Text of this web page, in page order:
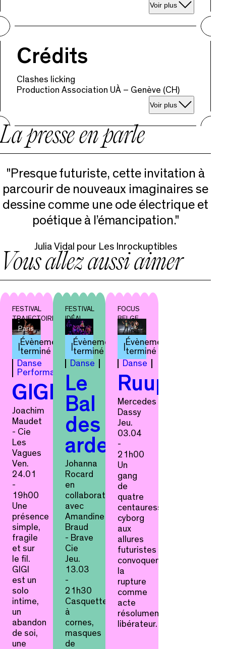
Voir plus
Crédits
Clashes licking
Production Association UÀ – Genève (CH)
Voir plus
La presse en parle
"Presque futuriste, cette invitation à
parcourir de nouveaux imaginaires se
dessine comme une ode électrique et
poétique à l’émancipation."
Julia Vidal pour Les Inrockuptibles
Vous allez aussi aimer
FESTIVAL
TRAJECTOIRES
GIGIChorégraphie
et
interprétation
extérieur
:
Matthieu
ZamboniProduction
Aline
Berthou,
Charlotte
Festival
Bien
Fait
!Date
21/09/2022Lieu
MicadansesVille
:
Paris
Évènement
terminé
Danse
Performance
GIGI
Joachim
Maudet
- Cie
Les
Vagues
Ven.
24.01
-
19h00
Une
présence
simple,
fragile
et sur
le fil.
GIGI
est un
solo
intime,
un
abandon
de soi,
une
FESTIVAL
IDÉAL
Évènement
terminé
Danse
Le
Bal
des
ardentes
Johanna
Rocard
en
collaboration
avec
Amandine
Braud
- Brave
Cie
Jeu.
13.03
-
21h30
Casquettes
à
cornes,
masques
de
FOCUS
BELGE
Évènement
terminé
Danse
Ruuptuur
Mercedes
Dassy
Jeu.
03.04
-
21h00
Un
gang
de
quatre
centauresses-
cyborg
aux
allures
futuristes
convoquent
la
rupture
comme
acte
résolument
libérateur.